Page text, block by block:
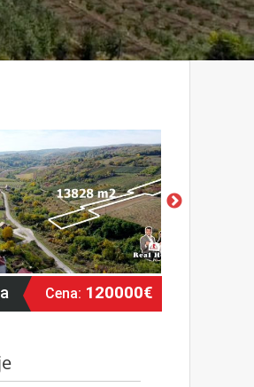
Cena: 120000€